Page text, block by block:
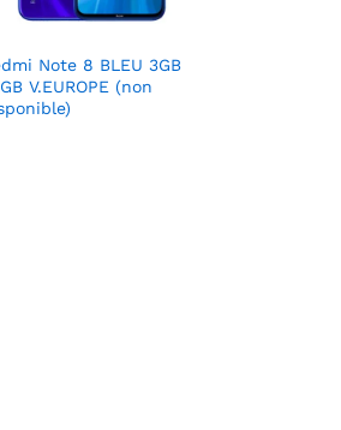
Note 8 BLEU 3GB
V.EUROPE (non